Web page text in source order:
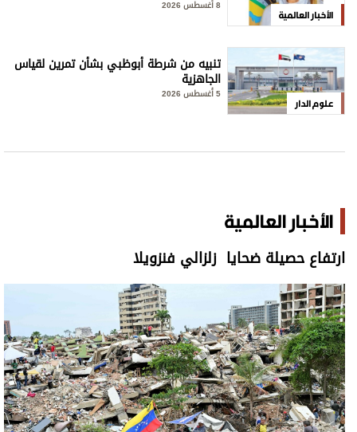
الأخبار العالمية
8 أغسطس 2026
علوم الدار
تنبيه من شرطة أبوظبي بشأن تمرين لقياس
الجاهزية
5 أغسطس 2026
الأخبار العالمية
ارتفاع حصيلة ضحايا زلزالي فنزويلا